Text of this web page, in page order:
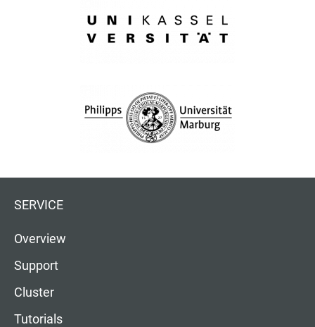
SERVICE
Overview
Support
Cluster
Tutorials